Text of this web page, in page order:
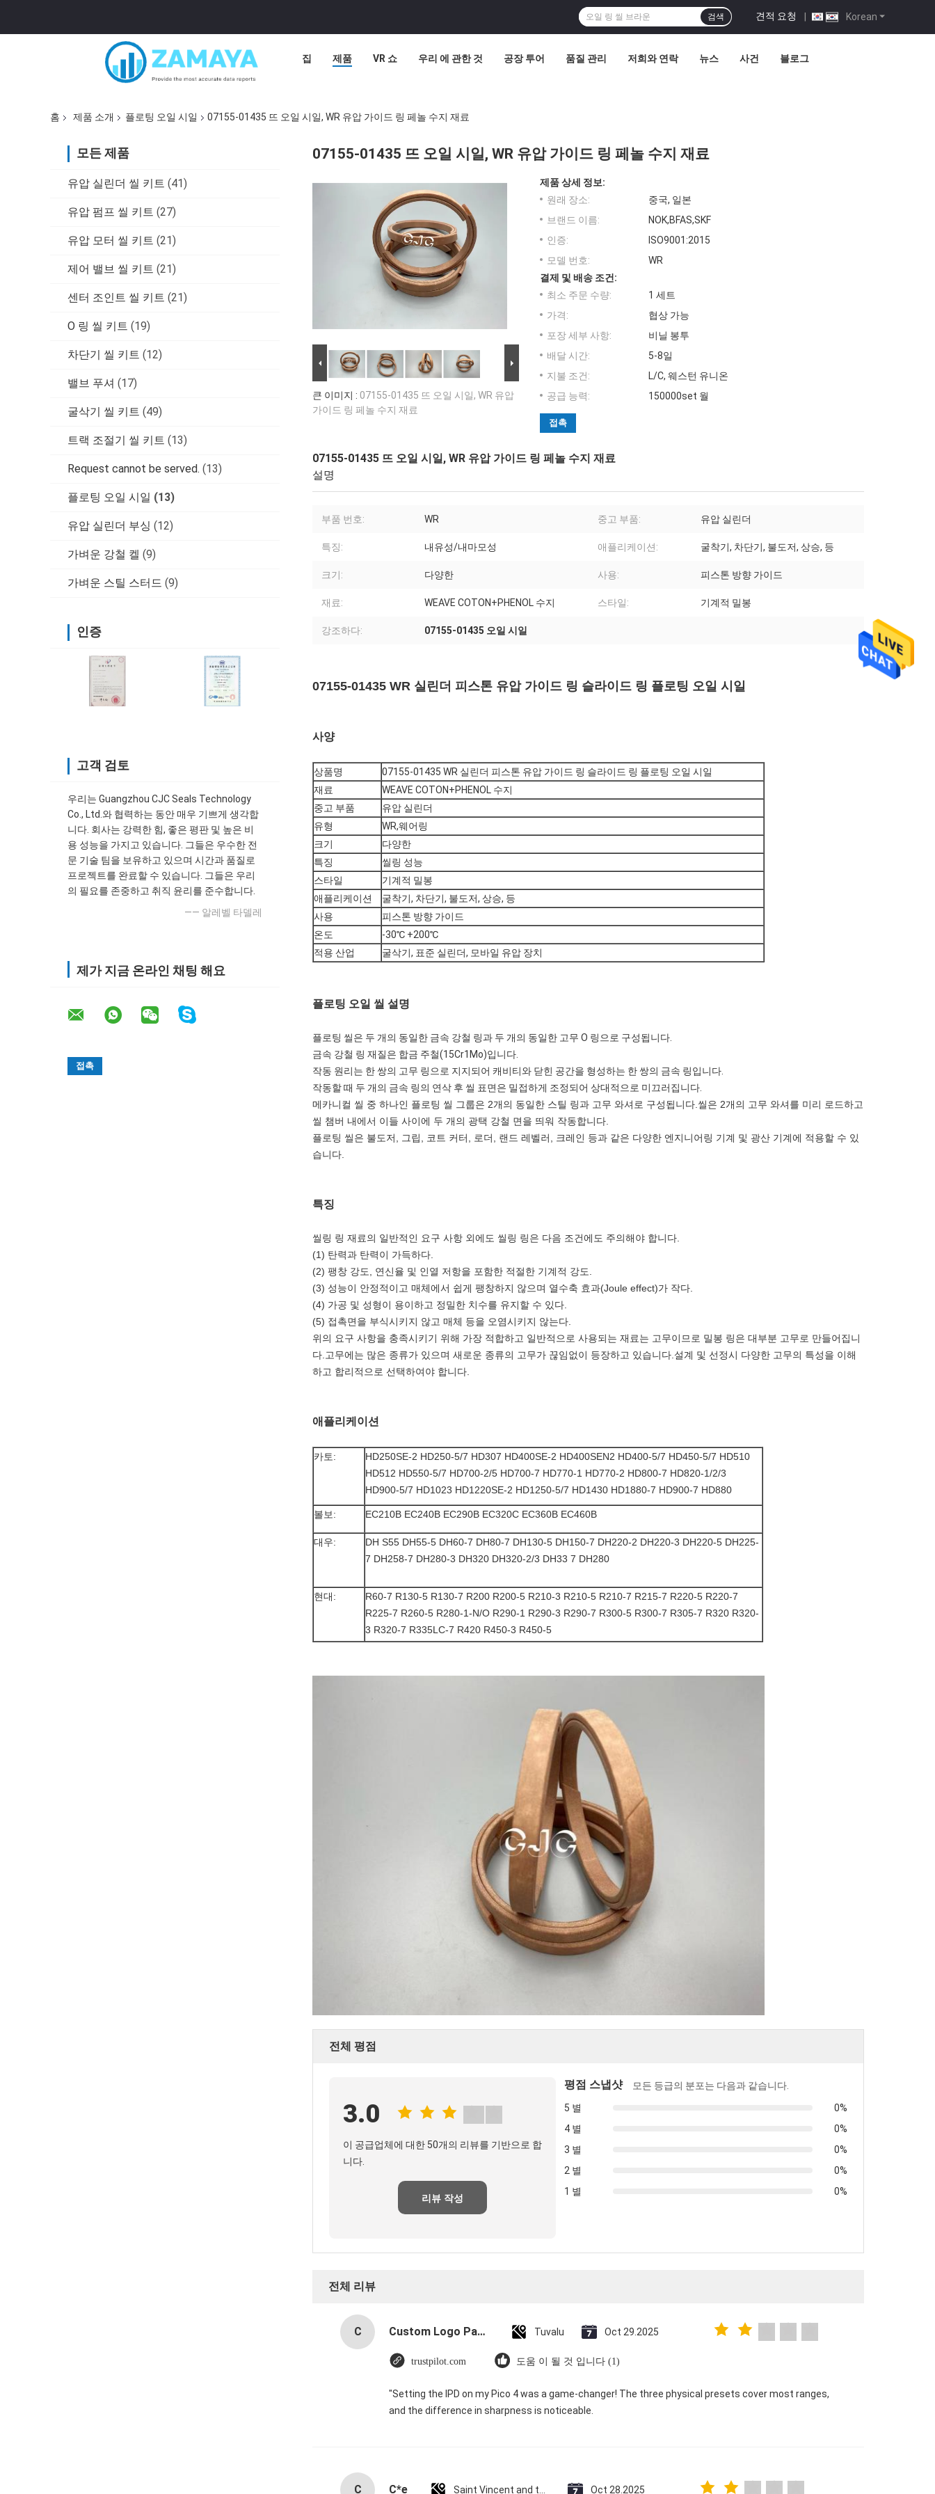
Korean
견적 요청 |
검색
집 제품 VR 쇼 우리 에 관한 것 공장 투어 품질 관리 저희와 연락 뉴스 사건 블로그
홈 제품 소개 플로팅 오일 시일 07155-01435 뜨 오일 시일, WR 유압 가이드 링 페놀 수지 재료
모든 제품
유압 실린더 씰 키트 (41)
유압 펌프 씰 키트 (27)
유압 모터 씰 키트 (21)
제어 밸브 씰 키트 (21)
센터 조인트 씰 키트 (21)
O 링 씰 키트 (19)
차단기 씰 키트 (12)
밸브 푸셔 (17)
굴삭기 씰 키트 (49)
트랙 조절기 씰 키트 (13)
Request cannot be served. (13)
플로팅 오일 시일 (13)
유압 실린더 부싱 (12)
가벼운 강철 켈 (9)
가벼운 스틸 스터드 (9)
인증
고객 검토
우리는 Guangzhou CJC Seals Technology
Co., Ltd.와 협력하는 동안 매우 기쁘게 생각합
니다. 회사는 강력한 힘, 좋은 평판 및 높은 비
용 성능을 가지고 있습니다. 그들은 우수한 전
문 기술 팀을 보유하고 있으며 시간과 품질로
프로젝트를 완료할 수 있습니다. 그들은 우리
의 필요를 존중하고 취직 윤리를 준수합니다.
—— 알레벨 타델레
제가 지금 온라인 채팅 해요
07155-01435 뜨 오일 시일, WR 유압 가이드 링 페놀 수지 재료
큰 이미지 : 07155-01435 뜨 오일 시일, WR 유압
가이드 링 페놀 수지 재료
제품 상세 정보:
원래 장소:
중국, 일본
브랜드 이름:
NOK,BFAS,SKF
인증:
ISO9001:2015
모델 번호:
WR
결제 및 배송 조건:
최소 주문 수량:
1 세트
가격:
협상 가능
포장 세부 사항:
비닐 봉투
배달 시간:
5-8일
지불 조건:
L/C, 웨스턴 유니온
공급 능력:
150000set 월
접촉
07155-01435 뜨 오일 시일, WR 유압 가이드 링 페놀 수지 재료
설명
부품 번호: WR 중고 부품: 유압 실린더
특징: 내유성/내마모성 애플리케이션: 굴착기, 차단기, 불도저, 상승, 등
크기: 다양한 사용: 피스톤 방향 가이드
재료: WEAVE COTON+PHENOL 수지 스타일: 기계적 밀봉
강조하다: 07155-01435 오일 시일
07155-01435 WR 실린더 피스톤 유압 가이드 링 슬라이드 링 플로팅 오일 시일
사양
상품명
07155-01435 WR 실린더 피스톤 유압 가이드 링 슬라이드 링 플로팅 오일 시일
재료
WEAVE COTON+PHENOL 수지
중고 부품
유압 실린더
유형
WR,웨어링
크기
다양한
특징
씰링 성능
스타일
기계적 밀봉
애플리케이션
굴착기, 차단기, 불도저, 상승, 등
사용
피스톤 방향 가이드
온도
-30℃ +200℃
적용 산업
굴삭기, 표준 실린더, 모바일 유압 장치
플로팅 오일 씰 설명
플로팅 씰은 두 개의 동일한 금속 강철 링과 두 개의 동일한 고무 O 링으로 구성됩니다.
금속 강철 링 재질은 합금 주철(15Cr1Mo)입니다.
작동 원리는 한 쌍의 고무 링으로 지지되어 캐비티와 닫힌 공간을 형성하는 한 쌍의 금속 링입니다.
작동할 때 두 개의 금속 링의 연삭 후 씰 표면은 밀접하게 조정되어 상대적으로 미끄러집니다.
메카니컬 씰 중 하나인 플로팅 씰 그룹은 2개의 동일한 스틸 링과 고무 와셔로 구성됩니다.씰은 2개의 고무 와셔를 미리 로드하고
씰 챔버 내에서 이들 사이에 두 개의 광택 강철 면을 띄워 작동합니다.
플로팅 씰은 불도저, 그립, 코트 커터, 로더, 랜드 레벨러, 크레인 등과 같은 다양한 엔지니어링 기계 및 광산 기계에 적용할 수 있
습니다.
특징
씰링 링 재료의 일반적인 요구 사항 외에도 씰링 링은 다음 조건에도 주의해야 합니다.
(1) 탄력과 탄력이 가득하다.
(2) 팽창 강도, 연신율 및 인열 저항을 포함한 적절한 기계적 강도.
(3) 성능이 안정적이고 매체에서 쉽게 팽창하지 않으며 열수축 효과(Joule effect)가 작다.
(4) 가공 및 성형이 용이하고 정밀한 치수를 유지할 수 있다.
(5) 접촉면을 부식시키지 않고 매체 등을 오염시키지 않는다.
위의 요구 사항을 충족시키기 위해 가장 적합하고 일반적으로 사용되는 재료는 고무이므로 밀봉 링은 대부분 고무로 만들어집니
다.고무에는 많은 종류가 있으며 새로운 종류의 고무가 끊임없이 등장하고 있습니다.설계 및 선정시 다양한 고무의 특성을 이해
하고 합리적으로 선택하여야 합니다.
애플리케이션
카토:
HD250SE-2 HD250-5/7 HD307 HD400SE-2 HD400SEN2 HD400-5/7 HD450-5/7 HD510
HD512 HD550-5/7 HD700-2/5 HD700-7 HD770-1 HD770-2 HD800-7 HD820-1/2/3
HD900-5/7 HD1023 HD1220SE-2 HD1250-5/7 HD1430 HD1880-7 HD900-7 HD880
볼보: EC210B EC240B EC290B EC320C EC360B EC460B
대우:
DH S55 DH55-5 DH60-7 DH80-7 DH130-5 DH150-7 DH220-2 DH220-3 DH220-5 DH225-
7 DH258-7 DH280-3 DH320 DH320-2/3 DH33 7 DH280
현대:
R60-7 R130-5 R130-7 R200 R200-5 R210-3 R210-5 R210-7 R215-7 R220-5 R220-7
R225-7 R260-5 R280-1-N/O R290-1 R290-3 R290-7 R300-5 R300-7 R305-7 R320 R320-
3 R320-7 R335LC-7 R420 R450-3 R450-5
전체 평점
3.0
이 공급업체에 대한 50개의 리뷰를 기반으로 합
니다.
리뷰 작성
평점 스냅샷
모든 등급의 분포는 다음과 같습니다.
5 별
0%
4 별
0%
3 별
0%
2 별
0%
1 별
0%
전체 리뷰
C Custom Logo Paper Cardboard Packing Folding White / Black / Rose Gold Luxury Magnetic Gift Box with Ribbon Closure Tuvalu Oct 29.2025
trustpilot.com 도움 이 될 것 입니다 (1)
"Setting the IPD on my Pico 4 was a game-changer! The three physical presets cover most ranges,
and the difference in sharpness is noticeable.
C C*e Oct 28.2025